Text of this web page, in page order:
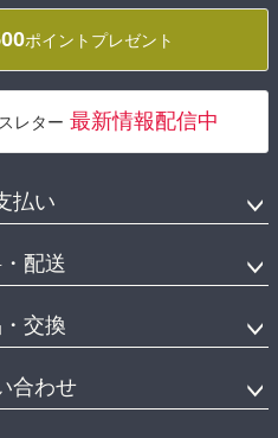
ポイントプレゼント
レター 最新情報配信中
払い
配送
交換
合わせ